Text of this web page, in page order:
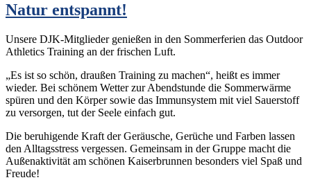
Natur entspannt!
Unsere DJK-Mitglieder genießen in den Sommerferien das Outdoor
Athletics Training an der frischen Luft.
„Es ist so schön, draußen Training zu machen“, heißt es immer
wieder. Bei schönem Wetter zur Abendstunde die Sommerwärme
spüren und den Körper sowie das Immunsystem mit viel Sauerstoff
zu versorgen, tut der Seele einfach gut.
Die beruhigende Kraft der Geräusche, Gerüche und Farben lassen
den Alltagsstress vergessen. Gemeinsam in der Gruppe macht die
Außenaktivität am schönen Kaiserbrunnen besonders viel Spaß und
Freude!